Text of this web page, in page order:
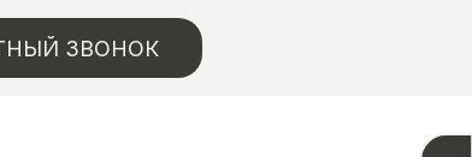
ЗВОНОК